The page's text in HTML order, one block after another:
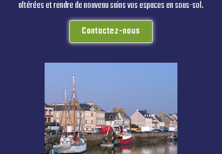
altérées et rendre de nouveau sains vos espaces en sous-sol.
Contactez-nous